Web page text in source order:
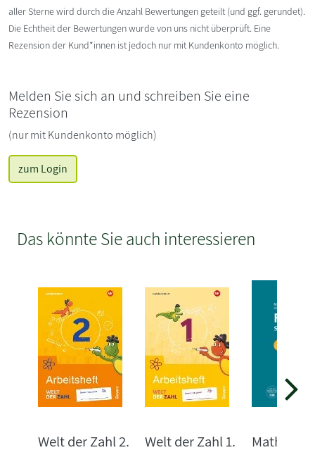
aller Sterne wird durch die Anzahl Bewertungen geteilt (und ggf. gerundet).
Die Echtheit der Bewertungen wurde von uns nicht überprüft. Eine
Rezension der Kund*innen ist jedoch nur mit Kundenkonto möglich.
Melden Sie sich an und schreiben Sie eine
Rezension
(nur mit Kundenkonto möglich)
zum Login
Das könnte Sie auch interessieren
Welt der Zahl 2. Welt der Zahl 1.